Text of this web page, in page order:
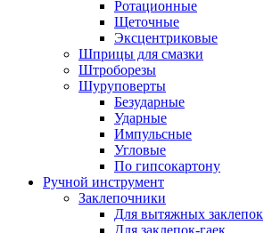
Ротационные
Щеточные
Эксцентриковые
Шприцы для смазки
Штроборезы
Шуруповерты
Безударные
Ударные
Импульсные
Угловые
По гипсокартону
Ручной инструмент
Заклепочники
Для вытяжных заклепок
Для заклепок-гаек